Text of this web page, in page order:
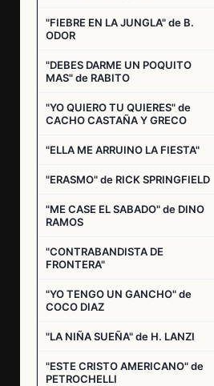
"FIEBRE EN LA JUNGLA" de B.
ODOR
"DEBES DARME UN POQUITO
MAS" de RABITO
"YO QUIERO TU QUIERES" de
CACHO CASTAÑA Y GRECO
"ELLA ME ARRUINO LA FIESTA"
"ERASMO" de RICK SPRINGFIELD
"ME CASE EL SABADO" de DINO
RAMOS
"CONTRABANDISTA DE
FRONTERA"
"YO TENGO UN GANCHO" de
COCO DIAZ
"LA NIÑA SUEÑA" de H. LANZI
"ESTE CRISTO AMERICANO" de
PETROCHELLI